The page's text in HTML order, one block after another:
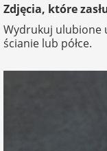
Zdjęcia, które
Wydrukuj ulubione
ścianie lub półce.